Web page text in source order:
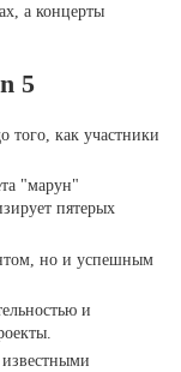
а концерты
5
того, как участники
"марун"
пятерых
но и успешным
и